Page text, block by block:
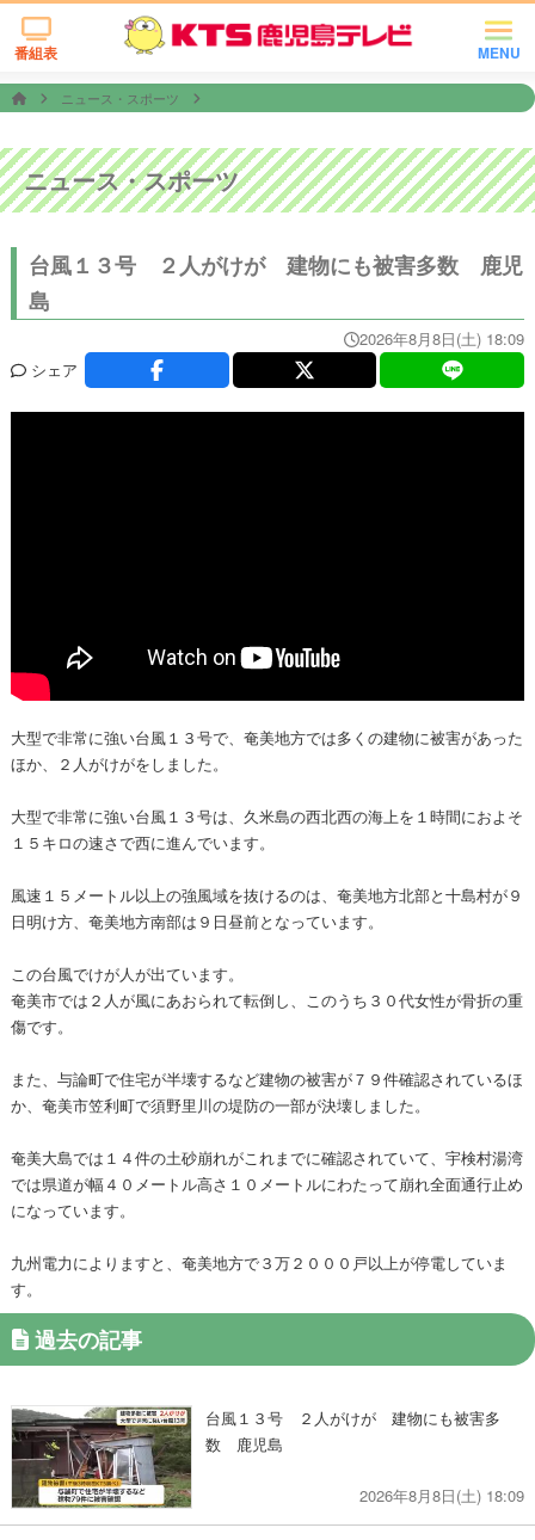
MENU
番組表
ニュース・スポーツ
ニュース・スポーツ
台風１３号 ２人がけが 建物にも被害多数 鹿児
島
2026年8月8日(土) 18:09
シェア
大型で非常に強い台風１３号で、奄美地方では多くの建物に被害があった
ほか、２人がけがをしました。
大型で非常に強い台風１３号は、久米島の西北西の海上を１時間におよそ
１５キロの速さで西に進んでいます。
風速１５メートル以上の強風域を抜けるのは、奄美地方北部と十島村が９
日明け方、奄美地方南部は９日昼前となっています。
この台風でけが人が出ています。
奄美市では２人が風にあおられて転倒し、このうち３０代女性が骨折の重
傷です。
また、与論町で住宅が半壊するなど建物の被害が７９件確認されているほ
か、奄美市笠利町で須野里川の堤防の一部が決壊しました。
奄美大島では１４件の土砂崩れがこれまでに確認されていて、宇検村湯湾
では県道が幅４０メートル高さ１０メートルにわたって崩れ全面通行止め
になっています。
九州電力によりますと、奄美地方で３万２０００戸以上が停電していま
す。
過去の記事
台風１３号 ２人がけが 建物にも被害多
数 鹿児島
2026年8月8日(土) 18:09